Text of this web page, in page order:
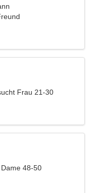
Frau 21-30
48-50